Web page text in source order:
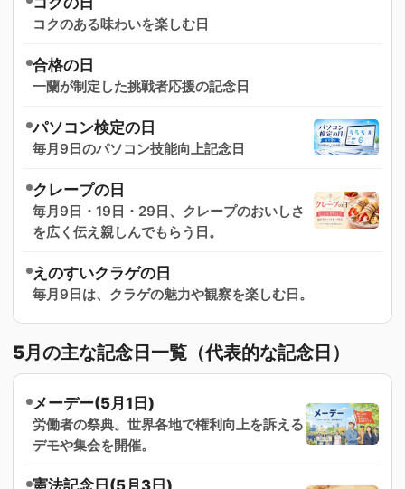
コクのある味わいを楽しむ日
合格の日
一蘭が制定した挑戦者応援の記念日
パソコン検定の日
毎月9日のパソコン技能向上記念日
クレープの日
毎月9日・19日・29日、クレープのおいしさ
を広く伝え親しんでもらう日。
えのすいクラゲの日
毎月9日は、クラゲの魅力や観察を楽しむ日。
5月の主な記念日一覧（代表的な記念日）
メーデー(5月1日)
労働者の祭典。世界各地で権利向上を訴える
デモや集会を開催。
憲法記念日(5月3日)